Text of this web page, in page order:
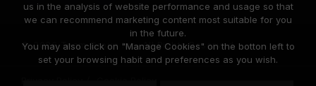
© 2026 Team Group Inc. All Rights Reserved.
us in the analysis of website performance and usage so that
we can recommend marketing content most suitable for you
in the future.
You may also click on "Manage Cookies" on the botton left to
set your browsing habit and preferences as you wish.